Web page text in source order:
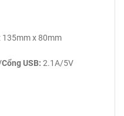
135mm x 80mm
Cổng USB: 2.1A/5V